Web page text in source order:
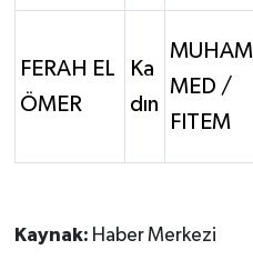
FERAH EL
ÖMER
Ka
dın
MUHAM
MED /
FITEM
Kaynak: Haber Merkezi